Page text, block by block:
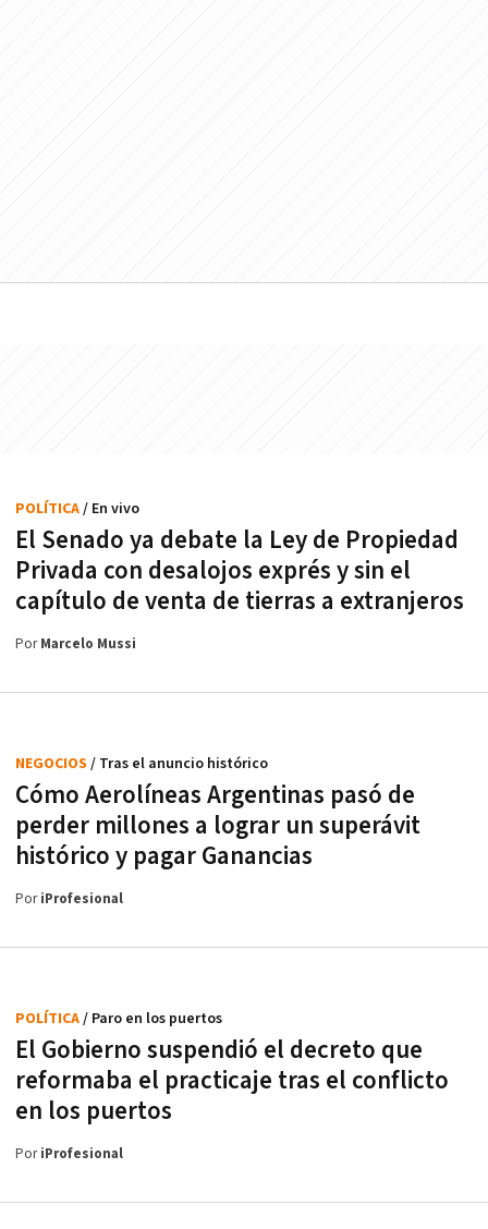
El Senado ya debate la Ley de Propiedad
Privada con desalojos exprés y sin el
capítulo de venta de tierras a extranjeros
POLÍTICA/ En vivo
PorMarcelo Mussi
Cómo Aerolíneas Argentinas pasó de
perder millones a lograr un superávit
histórico y pagar Ganancias
NEGOCIOS / Tras el anuncio histórico
PoriProfesional
El Gobierno suspendió el decreto que
reformaba el practicaje tras el conflicto
en los puertos
POLÍTICA/ Paro en los puertos
PoriProfesional